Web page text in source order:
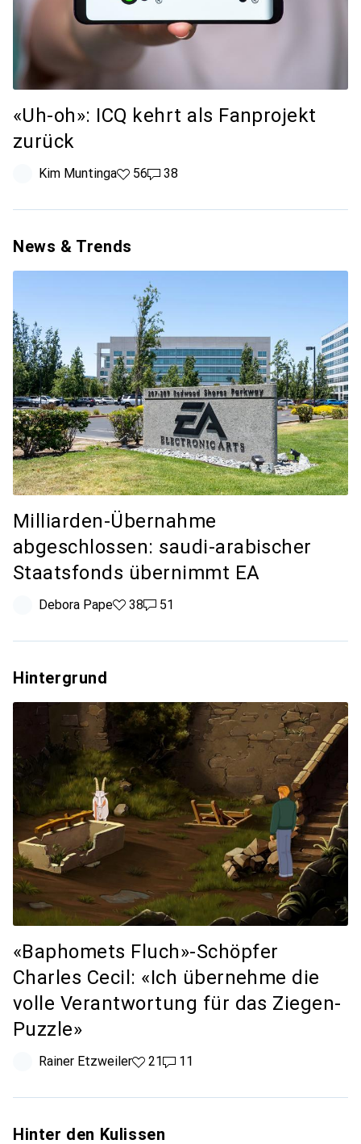
«Uh-oh»: ICQ kehrt als Fanprojekt
zurück
Kim Muntinga56 Likes
5638 Kommentare
38
News & Trends
Milliarden-Übernahme
abgeschlossen: saudi-arabischer
Staatsfonds übernimmt EA
Debora Pape38 Likes
3851 Kommentare
51
Hintergrund
«Baphomets Fluch»-Schöpfer
Charles Cecil: «Ich übernehme die
volle Verantwortung für das Ziegen-
Puzzle»
Rainer Etzweiler21 Likes
2111 Kommentare
11
Hinter den Kulissen